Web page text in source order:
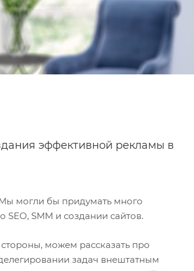
эффективной рекламы в
могли бы придумать много
SMM и создании сайтов.
можем рассказать про
задач внештатным